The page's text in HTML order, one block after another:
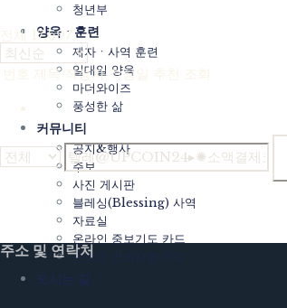
청년부
양육ㆍ훈련
제자ㆍ사역 훈련
일대일 양육
마더와이즈
풍성한 삶
커뮤니티
공지&행사
주보
사진 게시판
블레싱(Blessing) 사역
자료실
온라인 중보기도 카드
온라인 건의사항 카드
은혜 나눔 게시판
전체 17,697
번호 제목 작성자 작성일 추천 조회
Powered by KBoard
주소 및 연락처